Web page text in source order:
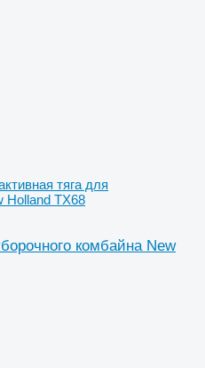
тяга для
Holland TX68
комбайна New